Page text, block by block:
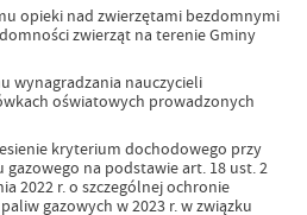
opieki nad zwierzętami bezdomnymi
zwierząt na terenie Gminy
wynagradzania nauczycieli
oświatowych prowadzonych
kryterium dochodowego przy
na podstawie art. 18 ust. 2
2022 r. o szczególnej ochronie
gazowych w 2023 r. w związku